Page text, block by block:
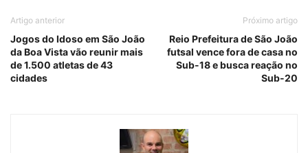
Artigo anterior
Jogos do Idoso em São João
da Boa Vista vão reunir mais
de 1.500 atletas de 43
cidades
Próximo artigo
Reio Prefeitura de São João
futsal vence fora de casa no
Sub-18 e busca reação no
Sub-20